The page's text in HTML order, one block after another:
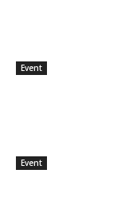
Event
Event